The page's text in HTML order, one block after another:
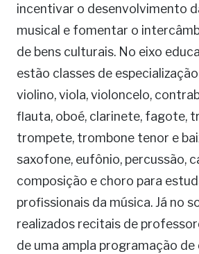
incentivar o desenvolvimento
musical e fomentar o
de bens culturais. No eixo
estão classes de
violino, viola, violoncelo,
flauta, oboé, clarinete, fagote,
trompete, trombone tenor e
saxofone, eufônio, percussão,
composição e choro para
profissionais da música. Já no
realizados recitais de
de uma ampla programação